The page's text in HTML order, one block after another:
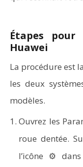
Étapes
Huawei
La procédure est
les deux
modèles.
Ouvrez les
roue dentée.
l’icône ⚙️